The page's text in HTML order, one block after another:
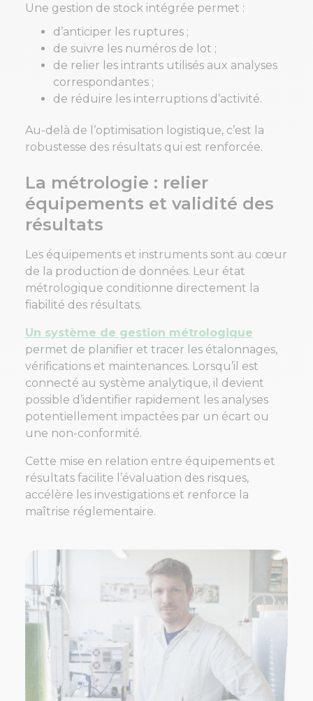
Une gestion de stock intégrée permet :
d’anticiper les ruptures ;
de suivre les numéros de lot ;
de relier les intrants utilisés aux analyses
correspondantes ;
de réduire les interruptions d’activité.
Au-delà de l’optimisation logistique, c’est la
robustesse des résultats qui est renforcée.
La métrologie : relier
équipements et validité des
résultats
Les équipements et instruments sont au cœur
de la production de données. Leur état
métrologique conditionne directement la
fiabilité des résultats.
Un système de gestion métrologique
permet de planifier et tracer les étalonnages,
vérifications et maintenances. Lorsqu’il est
connecté au système analytique, il devient
possible d’identifier rapidement les analyses
potentiellement impactées par un écart ou
une non-conformité.
Cette mise en relation entre équipements et
résultats facilite l’évaluation des risques,
accélère les investigations et renforce la
maîtrise réglementaire.